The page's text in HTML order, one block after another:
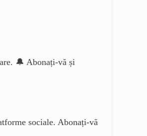
🔔 Abonați-vă și
sociale. Abonați-vă